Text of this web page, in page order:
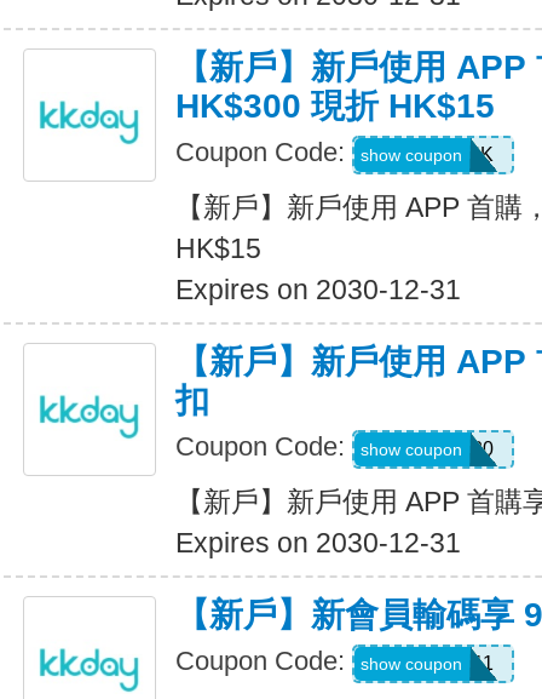
【新戶】新戶使用
HK$300 現折 HK$15
Coupon Code: APP15HK
show coupon
【新戶】新戶使用 APP 首
HK$15
Expires on 2030-12-31
【新戶】新戶使用
扣
Coupon Code: APP20
show coupon
【新戶】新戶使用 APP 首購
Expires on 2030-12-31
【新戶】新會員輸碼享
Coupon Code: KKDB11
show coupon